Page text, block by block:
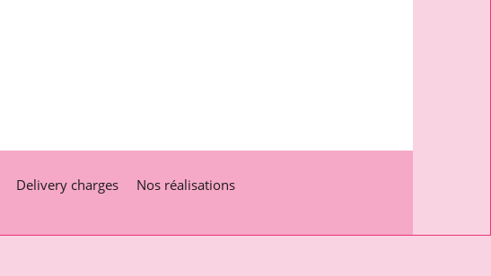
Delivery charges Nos réalisations